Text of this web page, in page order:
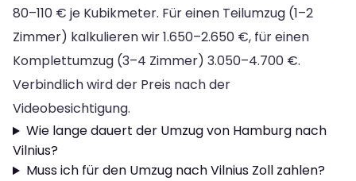
80–110 € je Kubikmeter. Für einen Teilumzug (1–2
Zimmer) kalkulieren wir 1.650–2.650 €, für einen
Komplettumzug (3–4 Zimmer) 3.050–4.700 €.
Verbindlich wird der Preis nach der
Videobesichtigung.
Wie lange dauert der Umzug von Hamburg nach
Vilnius?
Muss ich für den Umzug nach Vilnius Zoll zahlen?